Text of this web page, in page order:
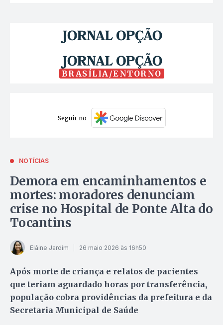
BRASÍLIA/ENTORNO
Seguir no
NOTÍCIAS
Demora em encaminhamentos e
mortes: moradores denunciam
crise no Hospital de Ponte Alta do
Tocantins
Elâine Jardim 26 maio 2026 às 16h50
Após morte de criança e relatos de pacientes
que teriam aguardado horas por transferência,
população cobra providências da prefeitura e da
Secretaria Municipal de Saúde